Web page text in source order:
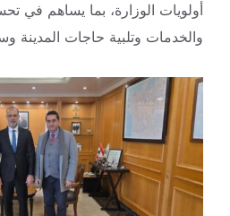
أولويات الوزارة، بما يساهم في
والخدمات وتلبية حاجات المدينة